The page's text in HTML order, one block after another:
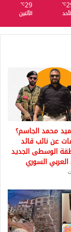
℃
29
℃
الأثنين
محمد الجاسم؟
عن نائب قائد
الوسطى الجديد
السوري